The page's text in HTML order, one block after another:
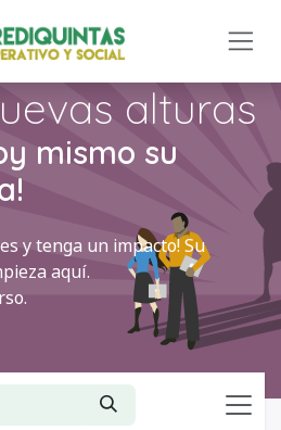
alturas
mismo su
y tenga un impacto! Su
aquí.